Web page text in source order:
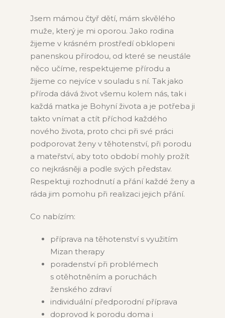
Jsem mámou čtyř dětí, mám skvělého
muže, který je mi oporou. Jako rodina
žijeme v krásném prostředí obklopeni
panenskou přírodou, od které se neustále
něco učíme, respektujeme přírodu a
žijeme co nejvíce v souladu s ní. Tak jako
příroda dává život všemu kolem nás, tak i
každá matka je Bohyní života a je potřeba ji
takto vnímat a ctít příchod každého
nového života, proto chci při své práci
podporovat ženy v těhotenství, při porodu
a mateřství, aby toto období mohly prožít
co nejkrásněji a podle svých představ.
Respektuji rozhodnutí a přání každé ženy a
ráda jim pomohu při realizaci jejich přání.
Co nabízím:
příprava na těhotenství s využitím
Mizan therapy
poradenství při problémech
s otěhotněním a poruchách
ženského zdraví
individuální předporodní příprava
doprovod k porodu doma i